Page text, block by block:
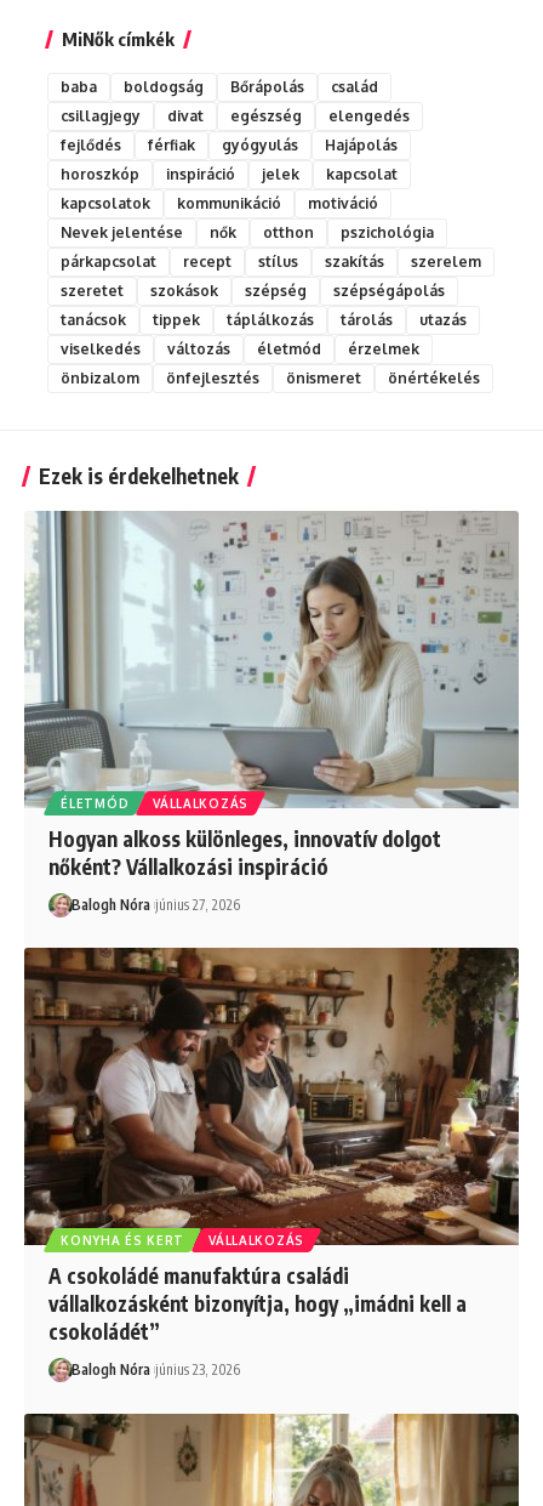
MiNők címkék
baba boldogság Bőrápolás
család
csillagjegy
divat egészség
elengedés
fejlődés
férfiak gyógyulás
Hajápolás
horoszkóp
inspiráció jelek
kapcsolat
kapcsolatok
kommunikáció
motiváció
Nevek jelentése
nők otthon
pszichológia
párkapcsolat
recept stílus szakítás
szerelem
szeretet
szokások szépség
szépségápolás
tanácsok
tippek táplálkozás tárolás
utazás
viselkedés
változás életmód
érzelmek
önbizalom
önfejlesztés önismeret önértékelés
Ezek is érdekelhetnek
ÉLETMÓD VÁLLALKOZÁS
Hogyan alkoss különleges, innovatív dolgot
nőként? Vállalkozási inspiráció
Balogh Nóra június 27, 2026
KONYHA ÉS KERT VÁLLALKOZÁS
A csokoládé manufaktúra családi
vállalkozásként bizonyítja, hogy „imádni kell a
csokoládét”
Balogh Nóra június 23, 2026